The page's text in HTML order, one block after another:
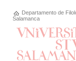
Departamento de
Salamanca